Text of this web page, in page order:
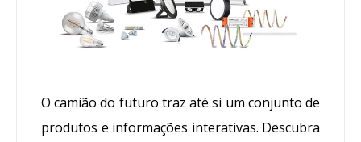
O camião do futuro traz até si um conjunto de
produtos e informações interativas. Descubra